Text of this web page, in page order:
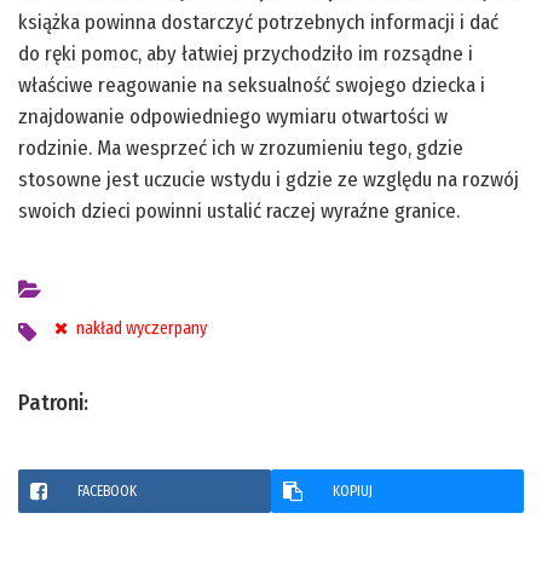
książka powinna dostarczyć potrzebnych informacji i dać
do ręki pomoc, aby łatwiej przychodziło im rozsądne i
właściwe reagowanie na seksualność swojego dziecka i
znajdowanie odpowiedniego wymiaru otwartości w
rodzinie. Ma wesprzeć ich w zrozumieniu tego, gdzie
stosowne jest uczucie wstydu i gdzie ze względu na rozwój
swoich dzieci powinni ustalić raczej wyraźne granice.
nakład wyczerpany
Patroni:
FACEBOOK KOPIUJ